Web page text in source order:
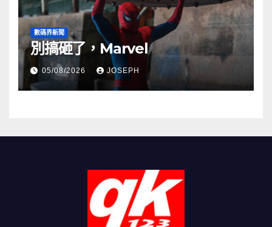
數碼界新聞
別搞砸了，Marvel
05/08/2026 JOSEPH